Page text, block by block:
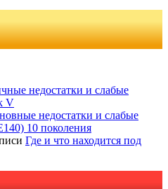
недостатки и слабые
V
недостатки и слабые
10 поколения
Где и что находится под